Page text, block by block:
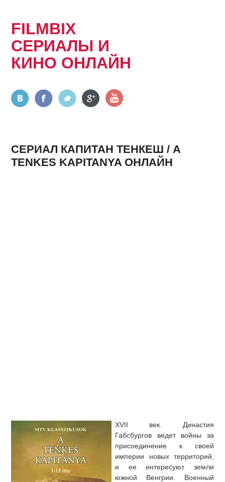
FILMBIX
СЕРИАЛЫ И
КИНО ОНЛАЙН
СЕРИАЛ КАПИТАН ТЕНКЕШ / A
TENKES KAPITANYA ОНЛАЙН
XVII век. Династия
Габсбургов ведет войны за
присоединение к своей
империи новых территорий,
и ее интересуют земли
южной Венгрии. Военный